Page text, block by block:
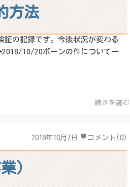
方法
の記録です。今後状況が変わる
10/20ボーンの件について一
続きを読む
2018年10月7日 コメント(0)
）